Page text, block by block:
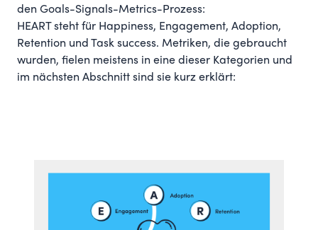
den Goals-Signals-Metrics-Prozess:
HEART steht für Happiness, Engagement, Adoption,
Retention und Task success. Metriken, die gebraucht
wurden, fielen meistens in eine dieser Kategorien und
im nächsten Abschnitt sind sie kurz erklärt: